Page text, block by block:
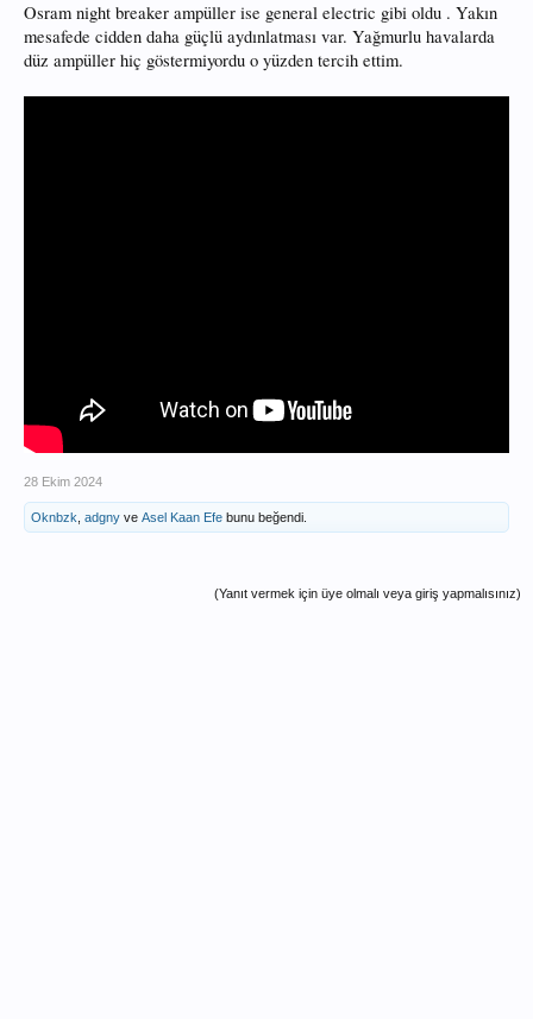
Osram night breaker ampüller ise general electric gibi oldu . Yakın
mesafede cidden daha güçlü aydınlatması var. Yağmurlu havalarda
düz ampüller hiç göstermiyordu o yüzden tercih ettim.
28 Ekim 2024
Oknbzk adgny ve Asel Kaan Efe bunu beğendi.
(Yanıt vermek için üye olmalı veya giriş yapmalısınız)